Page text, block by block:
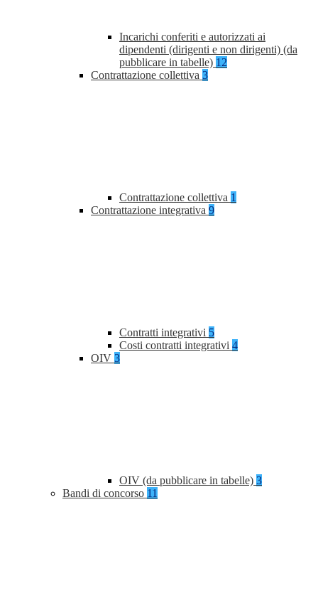
Incarichi conferiti e autorizzati ai
dipendenti (dirigenti e non dirigenti) (da
pubblicare in tabelle) 12
Contrattazione collettiva 3
Contrattazione collettiva 1
Contrattazione integrativa 9
Contratti integrativi 5
Costi contratti integrativi 4
OIV 3
OIV (da pubblicare in tabelle) 3
Bandi di concorso 11